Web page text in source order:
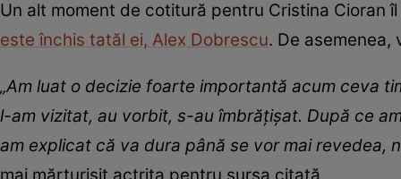
Un alt moment de cotitură pentru Cristina Cioran
este închis tatăl ei, Alex Dobrescu. De
„Am luat o decizie foarte importantă acum ceva
l-am vizitat, au vorbit, s-au îmbrățișat. După ce
am explicat că va dura până se vor mai revedea,